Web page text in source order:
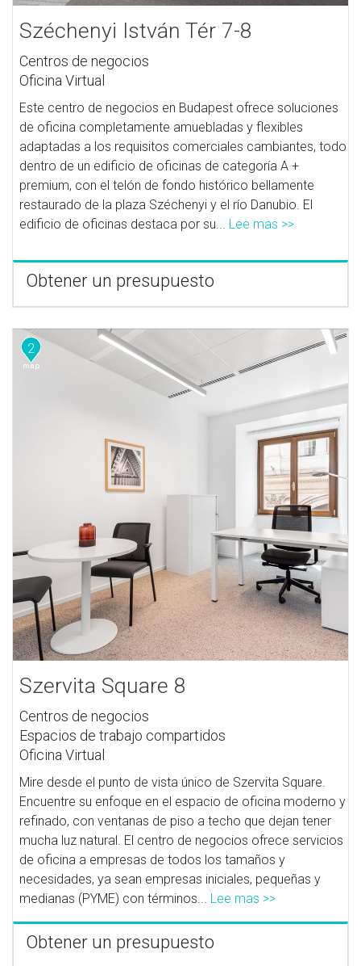
Széchenyi István Tér 7-8
Centros de negocios
Oficina Virtual
Este centro de negocios en Budapest ofrece soluciones
de oficina completamente amuebladas y flexibles
adaptadas a los requisitos comerciales cambiantes, todo
dentro de un edificio de oficinas de categoría A +
premium, con el telón de fondo histórico bellamente
restaurado de la plaza Széchenyi y el río Danubio. El
edificio de oficinas destaca por su... Lee mas >>
Obtener un presupuesto
2
Szervita Square 8
Centros de negocios
Espacios de trabajo compartidos
Oficina Virtual
Mire desde el punto de vista único de Szervita Square.
Encuentre su enfoque en el espacio de oficina moderno y
refinado, con ventanas de piso a techo que dejan tener
mucha luz natural. El centro de negocios ofrece servicios
de oficina a empresas de todos los tamaños y
necesidades, ya sean empresas iniciales, pequeñas y
medianas (PYME) con términos... Lee mas >>
Obtener un presupuesto